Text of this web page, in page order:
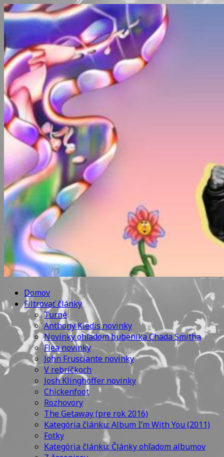
Domov
Filtrovať články
Turné
Anthony Kiedis novinky
Novinky ohľadom bubeníka Chada Smitha
Flea novinky
John Frusciante novinky
V rebríčkoch
Josh Klinghoffer novinky
Chickenfoot
Rozhovory
The Getaway (pre rok 2016)
Kategória článku: Album I’m With You (2011)
Fotky
Kategória článku: Články ohľadom albumov